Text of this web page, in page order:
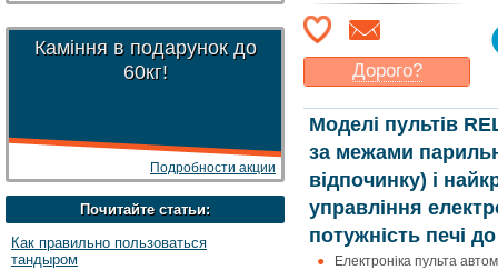
Каміння в подарунок до
60кг!
Подробности акции
Почитайте статьи:
Как правильно пользоваться
тандыром
Дорого?
Васустроить ?
Указать цену
Моделі пультів
за межами
відпочинку) і
управління
потужність печі
Електроніка пульта